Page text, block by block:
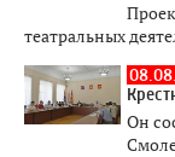
театральных
Он